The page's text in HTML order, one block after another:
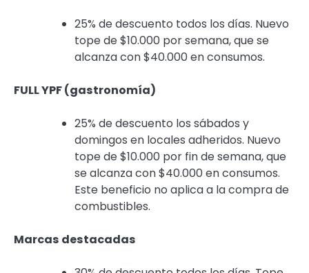
25% de descuento todos los días. Nuevo
tope de $10.000 por semana, que se
alcanza con $40.000 en consumos.
FULL YPF (gastronomía)
25% de descuento los sábados y
domingos en locales adheridos. Nuevo
tope de $10.000 por fin de semana, que
se alcanza con $40.000 en consumos.
Este beneficio no aplica a la compra de
combustibles.
Marcas destacadas